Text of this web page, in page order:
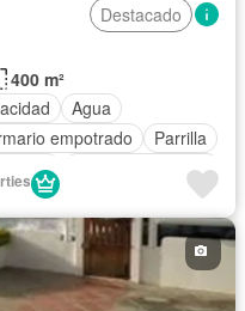
Destacado
400 m²
Agua
empotrado
Parrilla
Cuarto de servicio
Garita de guardianía
Conserje
Seguridad
amoblado